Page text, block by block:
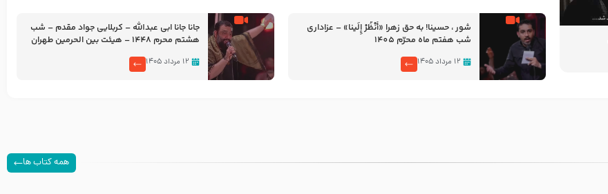
شور ، حسینا! به‌ حق زهرا «أُنْظُرْ إِلَینا» – عزاداری
شب هفتم ماه محرّم 1405
۱۲ مرداد ۱۴۰۵
جانا جانا ابی عبدالله – کربلایی جواد مقدم – شب
هشتم محرم 1448 – هیئت بین الحرمین طهران
۱۲ مرداد ۱۴۰۵
همه کتاب ها